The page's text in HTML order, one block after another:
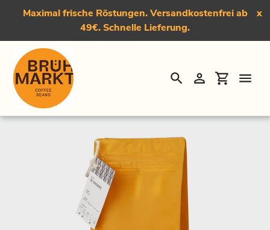
Direkt
Maximal frische Röstungen. Versandkostenfrei ab
49€. Schnelle Lieferung.
x
SuchenEinloggen
Startseite › Der Ol'Siesons, Medium Roast Kaffee